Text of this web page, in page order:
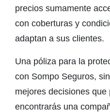
precios sumamente
con coberturas y
adaptan a sus clientes.
Una póliza para la
con Sompo Seguros,
mejores decisiones
encontrarás una